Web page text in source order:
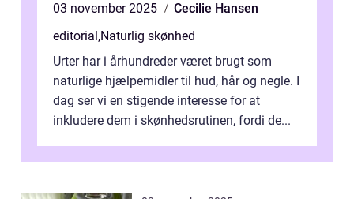
03 november 2025
Cecilie Hansen
editorial,Naturlig skønhed
Urter har i århundreder været brugt som
naturlige hjælpemidler til hud, hår og negle. I
dag ser vi en stigende interesse for at
inkludere dem i skønhedsrutinen, fordi de...